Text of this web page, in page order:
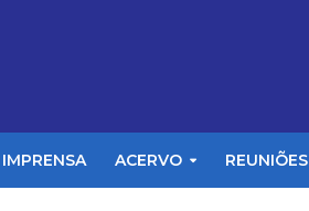
IMPRENSA ACERVO REUNIÕES